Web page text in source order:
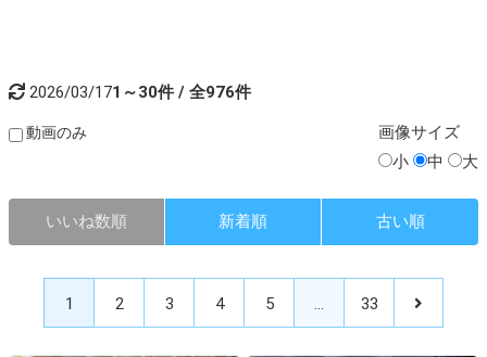
2026/03/171～30件 / 全976件
動画のみ 画像サイズ
小
中 大
いいね数順 新着順 古い順
1 2 3 4 5 … 33